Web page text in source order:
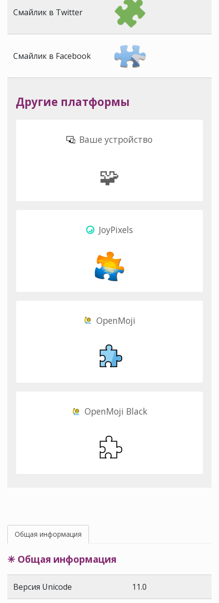
Смайлик в Twitter
Смайлик в Facebook
Другие платформы
Ваше устройство
🧩
JoyPixels
OpenMoji
OpenMoji Black
Общая информация
✳ Общая информация
Версия Unicode 11.0